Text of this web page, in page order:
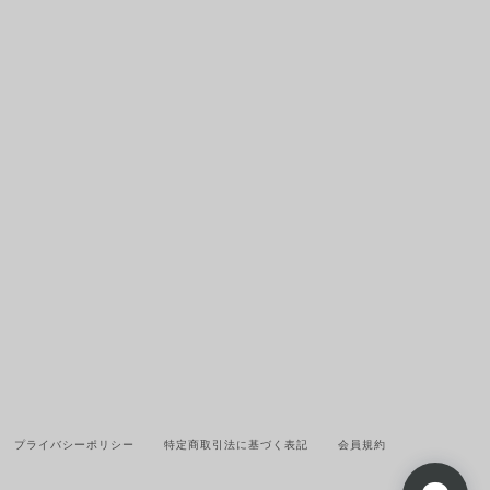
プライバシーポリシー 特定商取引法に基づく表記 会員規約